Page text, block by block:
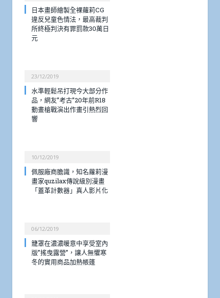
日本畫師繪製全裸蘿莉CG
違反兒童色情法，最高裁判
所終極判決有罪罰款30萬日
元
23/12/2019
水準輕鬆吊打現今大部分作
品，網友”考古”20年前R18
動畫槍戰演出作畫引熱烈回
響
10/12/2019
佩服廠商膽識，知名蘿莉漫
畫家quzilax傳說級別漫畫
「蓋革計數器」真人影片化
06/12/2019
籠罩在濃濃暖意中享受室內
版”搖曳露營”，讓人無懼寒
冬的實用商品加熱帳篷